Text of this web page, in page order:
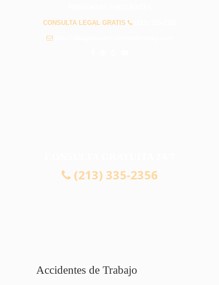
CONSULTA LEGAL GRATIS
(213) 335-2356
Accidentes de Trabajo